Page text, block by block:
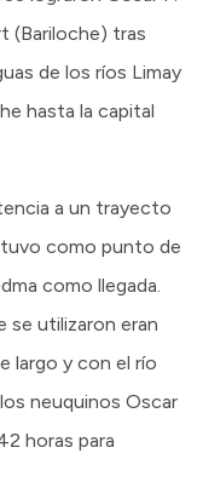
(Bariloche) tras
de los ríos Limay
hasta la capital
a un trayecto
como punto de
como llegada.
se utilizaron eran
largo y con el río
neuquinos Oscar
horas para